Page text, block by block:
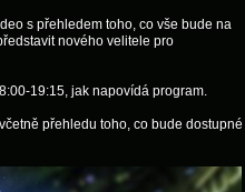
s přehledem toho, co vše bude na
nového velitele pro
19:15, jak napovídá program.
přehledu toho, co bude dostupné